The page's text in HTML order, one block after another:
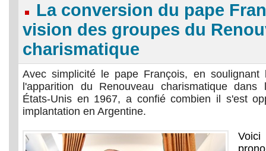
La conversion du pape
vision des groupes du
charismatique
Avec simplicité le pape François, en soulignant
l'apparition du Renouveau charismatique dans
États-Unis en 1967, a confié combien il s'est
implantation en Argentine.